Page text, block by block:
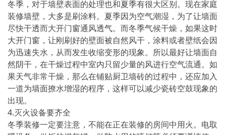
冬季，对于墙壁表面的处理也和夏季有很大区别。现在家庭
装修墙壁，大多是刷涂料。夏季因为空气潮湿，为了让墙面
尽快干透而大开门窗通风透气。而冬季气候干燥，如果这时
大开门窗，让刚刷好的壁面被自然风干，涂料或者壁纸会因
为迅速失水，从而发生收缩变形的现象。所以最好让墙面自
然阴干，在干燥过程中室内只留少量的风进行空气流通。如
果天气非常干燥，那么在铺贴厨卫墙砖的过程中，还应加入
一道为墙面撩水增湿的程序，这样可以减少瓷砖空鼓现象的
出现。
4.灭火设备要齐全
冬季装修一定要注意，不能在正在装修的房间中用火。电取